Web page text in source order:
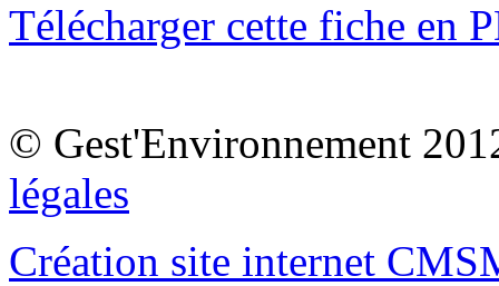
Télécharger cette fiche en
© Gest'Environnement
légales
Création site internet